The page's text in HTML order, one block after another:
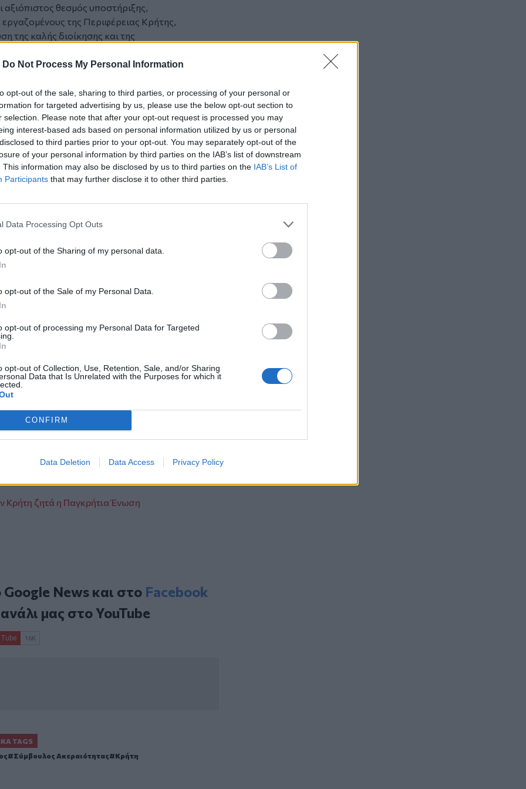
Do Not Process My Personal Information
opt-out of the sale, sharing to third parties, or processing of your personal or
for targeted advertising by us, please use the below opt-out section to
selection. Please note that after your opt-out request is processed you may
interest-based ads based on personal information utilized by us or personal
to third parties prior to your opt-out. You may separately opt-out of the
of your personal information by third parties on the IAB’s list of downstream
This information may also be disclosed by us to third parties on the IAB’s List of
Participants that may further disclose it to other third parties.
Data Processing Opt Outs
opt-out of the Sharing of my personal data.
opt-out of the Sale of my Personal Data.
opt-out of processing my Personal Data for Targeted
opt-out of Collection, Use, Retention, Sale, and/or Sharing
Data that Is Unrelated with the Purposes for which it
CONFIRM
Data Deletion Data Access Privacy Policy
θεσμός υποστήριξης,
της Περιφέρειας Κρήτης,
της καλής διοίκησης και της
διοίκηση».
θεσπίστηκε με τον ν. 4795/2021,
προώθησης της ακεραιότητας στη
Γραφείου Συμβούλου Ακεραιότητας
σε ζητήματα δεοντολογίας,
συμφερόντων, ίσης μεταχείρισης,
φαινομένων βίας και παρενόχλησης
Σύμβουλος Ακεραιότηταςασκεί και τα
και Παρακολούθησης Αναφορών
ενώ το Αυτοτελές Γραφείο
το αρμόδιο σημείο υποβολής και
ή κακοδιοίκηση, σύμφωνα με το
εδρεύει στα Χανιά, στο κτίριο
την
πόδι την Πυροσβεστική
ιστορικής γέφυρας του Κερίτη ζητά
Κρήτη ζητά η Παγκρήτια Ένωση
Google Newsκαι στο Facebook
μας στοYouTube
TAGS
Σύμβουλος Ακεραιότητας Κρήτη
12:39
Xειροπέδες σε 16χρονο στη Φλωρεντία